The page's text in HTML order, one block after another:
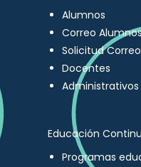
Alumnos
Correo
Solicitud Correo
Docentes
Administrativos
Educación
Programas